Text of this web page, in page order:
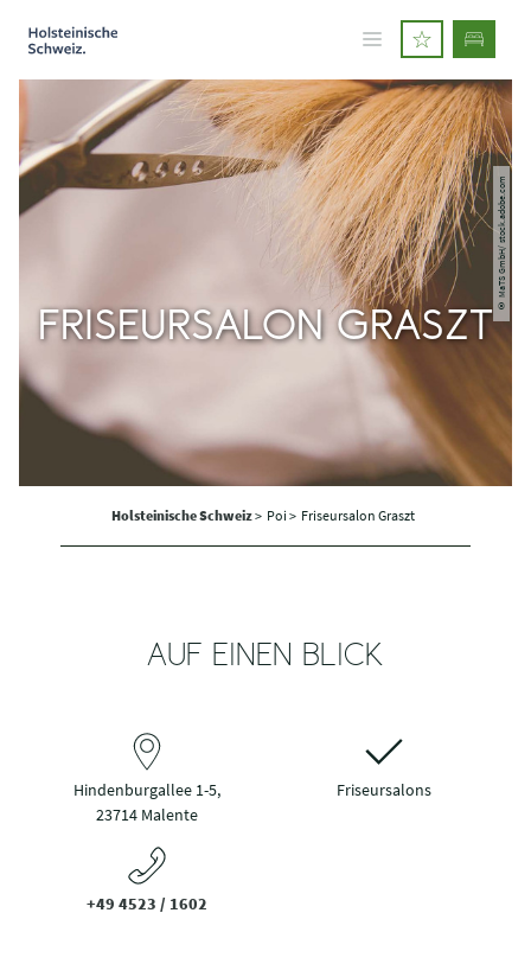
© MaTS GmbH/ stock.adobe.com
FRISEURSALON GRASZT
Holsteinische Schweiz> Poi > Friseursalon Graszt
AUF EINEN BLICK
Hindenburgallee 1-5,
23714 Malente
Friseursalons
+49 4523 / 1602